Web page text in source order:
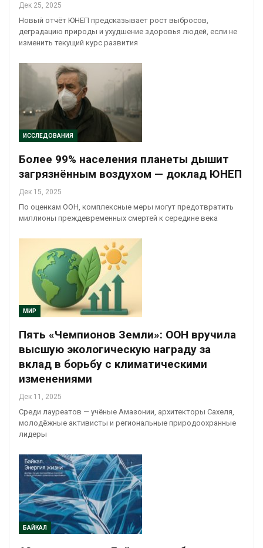
Дек 25, 2025
Новый отчёт ЮНЕП предсказывает рост выбросов,
деградацию природы и ухудшение здоровья людей, если не
изменить текущий курс развития
ИССЛЕДОВАНИЯ
Более 99% населения планеты дышит
загрязнённым воздухом — доклад ЮНЕП
Дек 15, 2025
По оценкам ООН, комплексные меры могут предотвратить
миллионы преждевременных смертей к середине века
МИР
Пять «Чемпионов Земли»: ООН вручила
высшую экологическую награду за
вклад в борьбу с климатическими
изменениями
Дек 11, 2025
Среди лауреатов — учёные Амазонии, архитекторы Сахеля,
молодёжные активисты и региональные природоохранные
лидеры
БАЙКАЛ